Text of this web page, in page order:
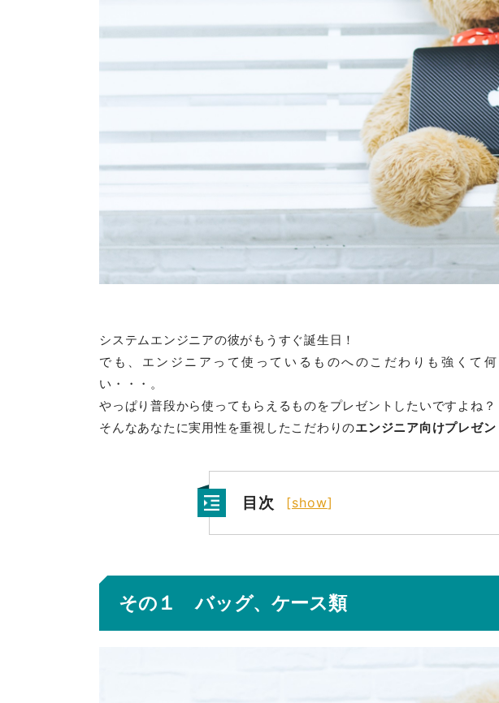
システムエンジニアの彼がもうすぐ誕生日！
でも、エンジニアって使っているものへのこだわりも強くて
い・・・。
やっぱり普段から使ってもらえるものをプレゼントしたいですよね？
そんなあなたに実用性を重視したこだわりのエンジニア向けプレゼン
目次 [show]
その １バッグ、ケース類